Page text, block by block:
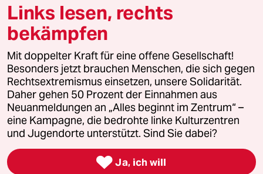
© 2026 taz Verlags und Vertriebs GmbH
Alle Rechte vorbehalten. Bei rechtlichen Fragen oder für Genehmigungen
wenden Sie sich bitte an lizenzen@taz.de
Feedback Redaktionsstatut Kommune-Richtlinien
Leitlinie Informant Datenschutz Impressum AGB
Seitenwende Einwilligungen widerrufen (Ads)
Links lesen, rechts
bekämpfen
Mit doppelter Kraft für eine offene Gesellschaft!
Besonders jetzt brauchen Menschen, die sich gegen
Rechtsextremismus einsetzen, unsere Solidarität.
Daher gehen 50 Prozent der Einnahmen aus
Neuanmeldungen an „Alles beginnt im Zentrum“ –
eine Kampagne, die bedrohte linke Kulturzentren
und Jugendorte unterstützt. Sind Sie dabei?
 Ja, ich will